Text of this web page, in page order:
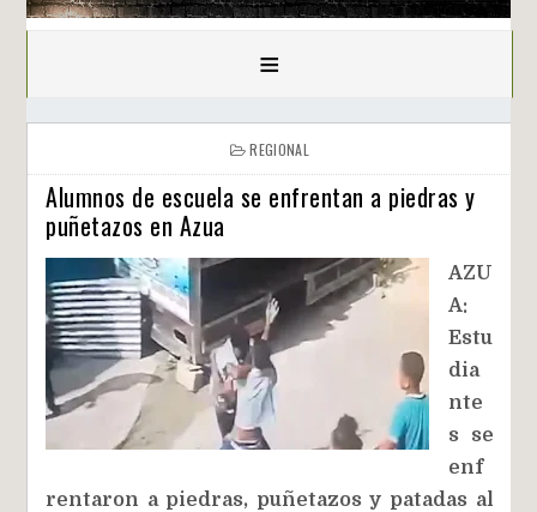
≡
REGIONAL
Alumnos de escuela se enfrentan a piedras y
puñetazos en Azua
AZU
A:
Estu
dia
nte
s se
enf
rentaron a piedras, puñetazos y patadas al